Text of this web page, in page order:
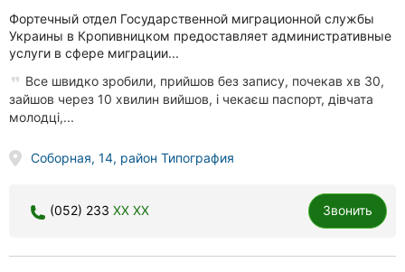
Фортечный отдел Государственной миграционной службы
Украины в Кропивницком предоставляет административные
услуги в сфере миграции...
Все швидко зробили, прийшов без запису, почекав хв 30,
зайшов через 10 хвилин вийшов, і чекаєш паспорт, дівчата
молодці,...
Соборная, 14, район Типография
(052) 233 XX XX Звонить